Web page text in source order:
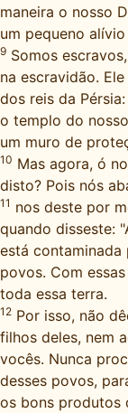
maneira o nosso
um pequeno
9 Somos
na escravidão.
dos reis da
o templo do
um muro de
10 Mas agora, ó
disto? Pois nós
11 nos deste por
quando disseste:
está contaminada
povos. Com
toda essa terra.
12 Por isso, não
filhos deles, nem
vocês. Nunca
desses povos,
os bons produtos